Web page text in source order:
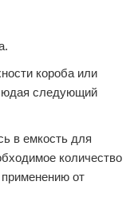
короба или
следующий
в емкость для
количество
применению от